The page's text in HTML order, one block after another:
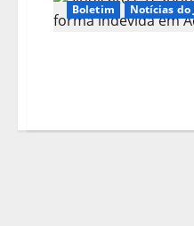
Boletim Notícias do